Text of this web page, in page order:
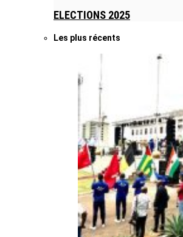
ELECTIONS 2025
Les plus récents